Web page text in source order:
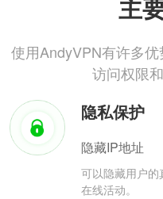
主
使用AndyVPN有许多优
访问权限
隐私保护
隐藏IP地址
可以隐藏用户
在线活动。